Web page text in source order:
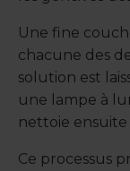
Une fine
chacune des
solution est
une lampe à
nettoie
Ce processus